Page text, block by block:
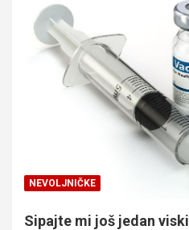
NEVOLJNIČKE
Sipajte mi još jedan viski